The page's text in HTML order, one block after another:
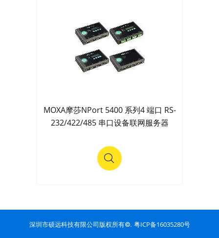
MOXA摩莎NPort 5400 系列4 端口 RS-
232/422/485 串口设备联网服务器
深圳市硕远科技有限公司版权所有©. 粤ICP备16035280号